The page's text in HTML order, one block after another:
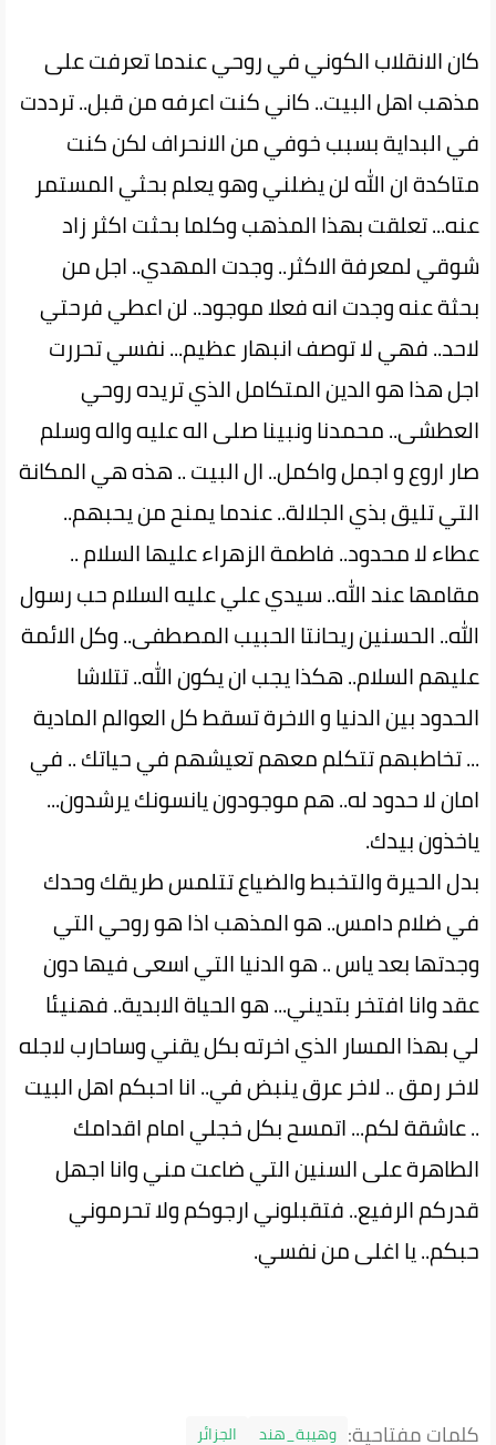
كان الانقلاب الكوني في روحي عندما تعرفت على
مذهب اهل البيت.. كاني كنت اعرفه من قبل.. ترددت
في البداية بسبب خوفي من الانحراف لكن كنت
متاكدة ان الله لن يضلني وهو يعلم بحثي المستمر
عنه... تعلقت بهذا المذهب وكلما بحثت اكثر زاد
شوقي لمعرفة الاكثر.. وجدت المهدي.. اجل من
بحثة عنه وجدت انه فعلا موجود.. لن اعطي فرحتي
لاحد.. فهي لا توصف انبهار عظيم... نفسي تحررت
اجل هذا هو الدين المتكامل الذي تريده روحي
العطشى.. محمدنا ونبينا صلى اله عليه واله وسلم
صار اروع و اجمل واكمل.. ال البيت .. هذه هي المكانة
التي تليق بذي الجلالة.. عندما يمنح من يحبهم..
عطاء لا محدود.. فاطمة الزهراء عليها السلام ..
مقامها عند الله.. سيدي علي عليه السلام حب رسول
الله.. الحسنين ريحانتا الحبيب المصطفى.. وكل الائمة
عليهم السلام.. هكذا يجب ان يكون الله.. تتلاشا
الحدود بين الدنيا و الاخرة تسقط كل العوالم المادية
... تخاطبهم تتكلم معهم تعيشهم في حياتك .. في
امان لا حدود له.. هم موجودون يانسونك يرشدون...
ياخذون بيدك.
بدل الحيرة والتخبط والضياع تتلمس طريقك وحدك
في ضلام دامس.. هو المذهب اذا هو روحي التي
وجدتها بعد ياس .. هو الدنيا التي اسعى فيها دون
عقد وانا افتخر بتديني... هو الحياة الابدية.. فهنيئا
لي بهذا المسار الذي اخرته بكل يقني وساحارب لاجله
لاخر رمق .. لاخر عرق ينبض في.. انا احبكم اهل البيت
.. عاشقة لكم... اتمسح بكل خجلي امام اقدامك
الطاهرة على السنين التي ضاعت مني وانا اجهل
قدركم الرفيع.. فتقبلوني ارجوكم ولا تحرموني
حبكم.. يا اغلى من نفسي.
كلمات مفتاحية: وهيبة_هند الجزائر